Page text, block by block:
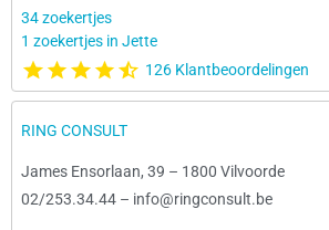
34 zoekertjes
1 zoekertjes in Jette
126 Klantbeoordelingen
RING CONSULT
James Ensorlaan, 39 – 1800 Vilvoorde
02/253.34.44 – info@ringconsult.be